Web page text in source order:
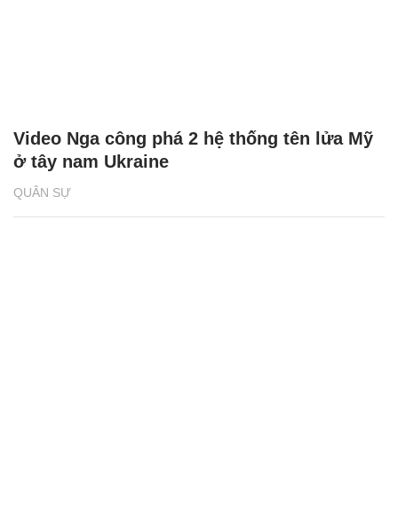
QUÂN SỰ
Video Nga công phá 2 hệ thống tên lửa Mỹ
ở tây nam Ukraine